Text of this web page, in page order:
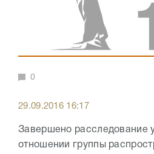
0
29.09.2016 16:17
Завершено расследование
отношении группы